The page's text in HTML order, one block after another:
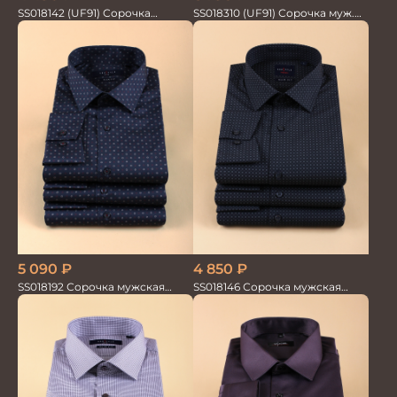
SS018142 (UF91) Сорочка
мужская GROSTYLE TRENDY
SS018310 (UF91) Сорочка муж.
GROSTYLE TRENDY
5 090 ₽
SS018192 Сорочка мужская
GROSTYLE PRIME
4 850 ₽
SS018146 Сорочка мужская
GROSTYLE TRENDY